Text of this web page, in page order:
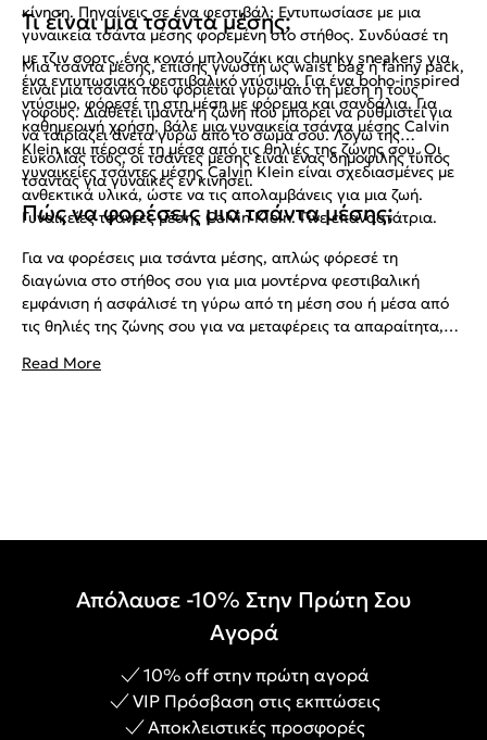
κίνηση. Πηγαίνεις σε ένα φεστιβάλ; Εντυπωσίασε με μια
γυναικεία τσάντα μέσης φορεμένη στο στήθος. Συνδύασέ τη
με τζιν σορτς, ένα κοντό μπλουζάκι και chunky sneakers για
ένα εντυπωσιακό φεστιβαλικό ντύσιμο. Για ένα boho-inspired
ντύσιμο, φόρεσέ τη στη μέση με φόρεμα και σανδάλια. Για
καθημερινή χρήση, βάλε μια γυναικεία τσάντα μέσης Calvin
Klein και πέρασέ τη μέσα από τις θηλιές της ζώνης σου. Οι
γυναικείες τσάντες μέσης Calvin Klein είναι σχεδιασμένες με
ανθεκτικά υλικά, ώστε να τις απολαμβάνεις για μια ζωή.
Γυναικείες τσάντες μέσης Calvin Klein. Γίνε επαναστάτρια.
Τι είναι μια τσάντα μέσης;
Μια τσάντα μέσης, επίσης γνωστή ως waist bag ή fanny pack,
είναι μια τσάντα που φοριέται γύρω από τη μέση ή τους
γοφούς. Διαθέτει ιμάντα ή ζώνη που μπορεί να ρυθμιστεί για
να ταιριάζει άνετα γύρω από το σώμα σου. Λόγω της
ευκολίας τους, οι τσάντες μέσης είναι ένας δημοφιλής τύπος
τσάντας για γυναίκες εν κινήσει.
Πώς να φορέσεις μια τσάντα μέσης;
Για να φορέσεις μια τσάντα μέσης, απλώς φόρεσέ τη
διαγώνια στο στήθος σου για μια μοντέρνα φεστιβαλική
εμφάνιση ή ασφάλισέ τη γύρω από τη μέση σου ή μέσα από
τις θηλιές της ζώνης σου για να μεταφέρεις τα απαραίτητα,
Read More
Απόλαυσε -10% Στην Πρώτη Σου
Αγορά
10% off στην πρώτη αγορά
VIP Πρόσβαση στις εκπτώσεις
Αποκλειστικές προσφορές